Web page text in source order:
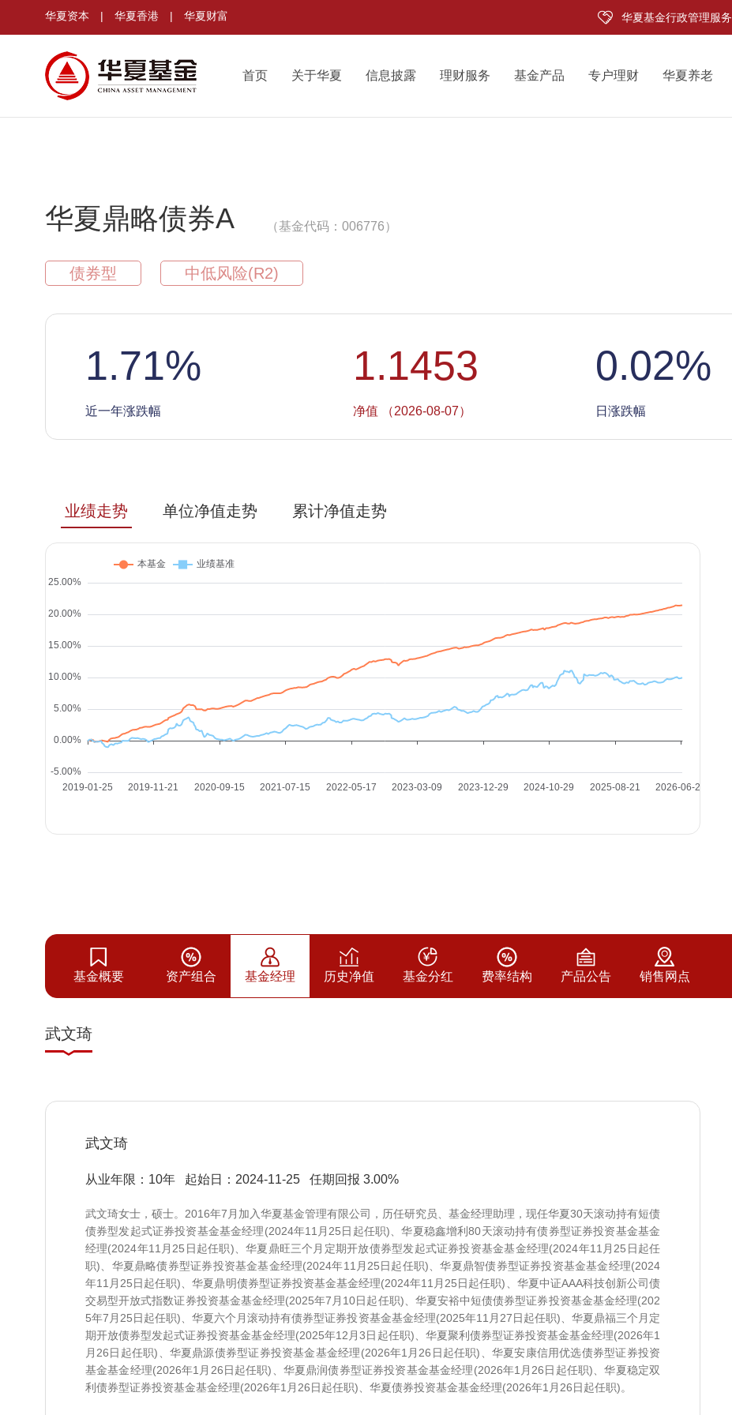
华夏资本 | 华夏香港 | 华夏财富 华夏基金行政管理服务
首页 关于华夏 信息披露 理财服务 基金产品 专户理财 华夏养老
华夏鼎略债券A （基金代码：006776）
债券型 中低风险(R2)
1.71%
近一年涨跌幅
1.1453
净值 （2026-08-07）
0.02%
日涨跌幅
业绩走势 单位净值走势
累计净值走势
基金概要 资产组合 基金经理 历史净值 基金分红 费率结构 产品公告 销售网点
武文琦
武文琦
从业年限：10年 起始日：2024-11-25 任期回报 3.00%
武文琦女士，硕士。2016年7月加入华夏基金管理有限公司，历任研究员、基金经理助理，现任华夏30天滚动持有短债
债券型发起式证券投资基金基金经理(2024年11月25日起任职)、华夏稳鑫增利80天滚动持有债券型证券投资基金基金
经理(2024年11月25日起任职)、华夏鼎旺三个月定期开放债券型发起式证券投资基金基金经理(2024年11月25日起任
职)、华夏鼎略债券型证券投资基金基金经理(2024年11月25日起任职)、华夏鼎智债券型证券投资基金基金经理(2024
年11月25日起任职)、华夏鼎明债券型证券投资基金基金经理(2024年11月25日起任职)、华夏中证AAA科技创新公司债
交易型开放式指数证券投资基金基金经理(2025年7月10日起任职)、华夏安裕中短债债券型证券投资基金基金经理(202
5年7月25日起任职)、华夏六个月滚动持有债券型证券投资基金基金经理(2025年11月27日起任职)、华夏鼎福三个月定
期开放债券型发起式证券投资基金基金经理(2025年12月3日起任职)、华夏聚利债券型证券投资基金基金经理(2026年1
月26日起任职)、华夏鼎源债券型证券投资基金基金经理(2026年1月26日起任职)、华夏安康信用优选债券型证券投资
基金基金经理(2026年1月26日起任职)、华夏鼎润债券型证券投资基金基金经理(2026年1月26日起任职)、华夏稳定双
利债券型证券投资基金基金经理(2026年1月26日起任职)、华夏债券投资基金基金经理(2026年1月26日起任职)。